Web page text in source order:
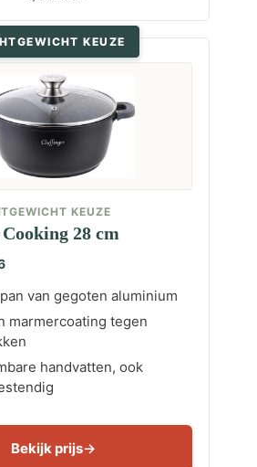
KEUZE
KEUZE
28 cm
van gegoten aluminium
marmercoating tegen
handvatten, ook
Bekijk prijs